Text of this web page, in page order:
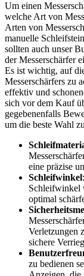
Um einen
welche Art von
Arten von
manuelle
sollten auch unser
der Messerschärfer
Es ist wichtig, auf
Messerschärfers zu
effektiv und
sich vor dem Kauf
gegebenenfalls
um die beste Wahl
eine präzise
Schleifwinkel
Schleifwinkel
optimal
Verletzungen
sichere
zu bedienen